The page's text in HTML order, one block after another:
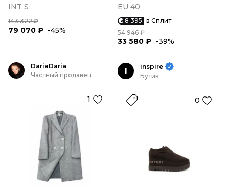
INT S
143 322 ₽
79 070 ₽ -45%
EU 40
8 395 в Сплит
54 946 ₽
33 580 ₽ -39%
DariaDaria
Частный продавец
1
I
inspire
Бутик
0